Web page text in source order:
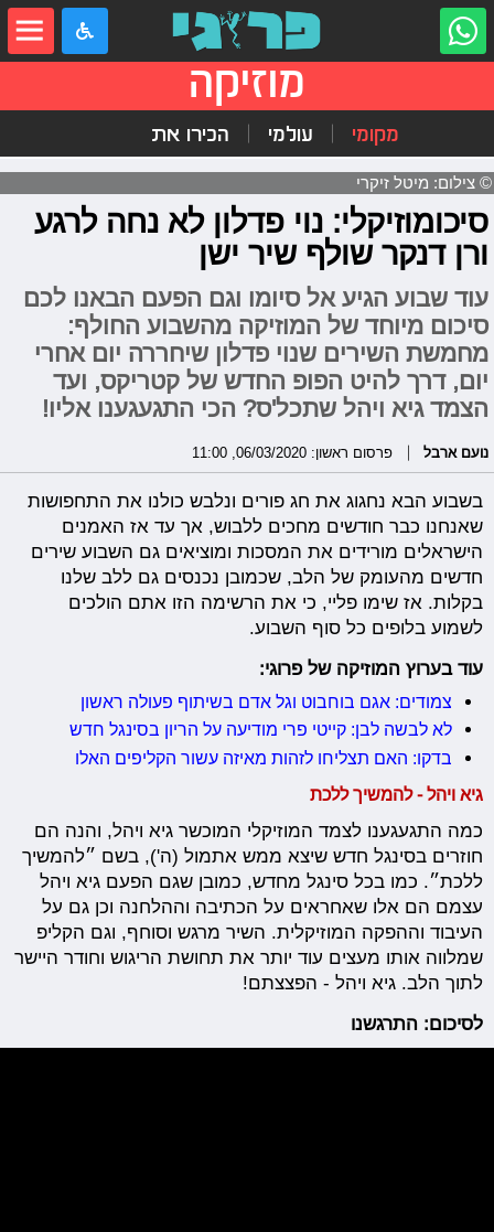
מוזיקה
מקומי עולמי הכירו את
© צילום: מיטל זיקרי
סיכומוזיקלי: נוי פדלון לא נחה לרגע
ורן דנקר שולף שיר ישן
עוד שבוע הגיע אל סיומו וגם הפעם הבאנו לכם
סיכום מיוחד של המוזיקה מהשבוע החולף:
מחמשת השירים שנוי פדלון שיחררה יום אחרי
יום, דרך להיט הפופ החדש של קטריקס, ועד
הצמד גיא ויהל שתכל'ס? הכי התגעגענו אליו!
נועם ארבל פרסום ראשון: 06/03/2020, 11:00
בשבוע הבא נחגוג את חג פורים ונלבש כולנו את התחפושות
שאנחנו כבר חודשים מחכים ללבוש, אך עד אז האמנים
הישראלים מורידים את המסכות ומוציאים גם השבוע שירים
חדשים מהעומק של הלב, שכמובן נכנסים גם ללב שלנו
בקלות. אז שימו פליי, כי את הרשימה הזו אתם הולכים
לשמוע בלופים כל סוף השבוע.
עוד בערוץ המוזיקה של פרוגי:
צמודים: אגם בוחבוט וגל אדם בשיתוף פעולה ראשון
לא לבשה לבן: קייטי פרי מודיעה על הריון בסינגל חדש
בדקו: האם תצליחו לזהות מאיזה עשור הקליפים האלו
גיא ויהל - להמשיך ללכת
כמה התגעגענו לצמד המוזיקלי המוכשר גיא ויהל, והנה הם
חוזרים בסינגל חדש שיצא ממש אתמול (ה'), בשם ״להמשיך
ללכת״. כמו בכל סינגל מחדש, כמובן שגם הפעם גיא ויהל
עצמם הם אלו שאחראים על הכתיבה וההלחנה וכן גם על
העיבוד וההפקה המוזיקלית. השיר מרגש וסוחף, וגם הקליפ
שמלווה אותו מעצים עוד יותר את תחושת הריגוש וחודר היישר
לתוך הלב. גיא ויהל - הפצצתם!
לסיכום: התרגשנו